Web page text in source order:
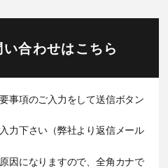
合わせはこちら
事項のご入力をして送信ボタン
力下さい（弊社より返信メール
因になりますので、全角カナで